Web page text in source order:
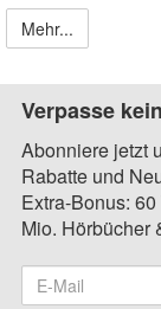
Mehr...
Verpasse
Abonniere jetzt
Rabatte und
Extra-Bonus:
Mio. Hörbücher